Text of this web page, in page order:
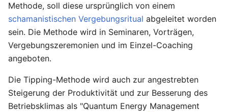
Methode, soll diese ursprünglich von einem
schamanistischen Vergebungsritual abgeleitet worden
sein. Die Methode wird in Seminaren, Vorträgen,
Vergebungszeremonien und im Einzel-Coaching
angeboten.
Die Tipping-Methode wird auch zur angestrebten
Steigerung der Produktivität und zur Besserung des
Betriebsklimas als "Quantum Energy Management